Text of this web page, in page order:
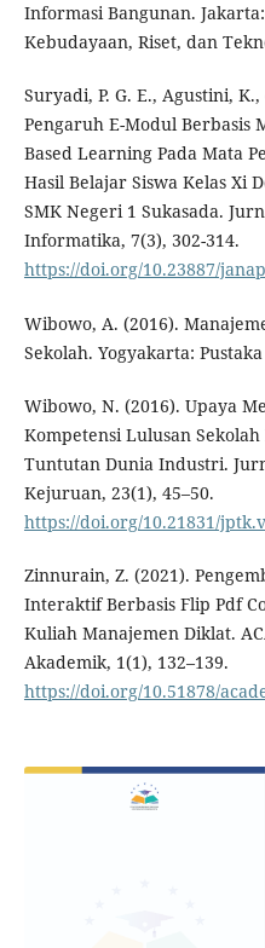
Informasi Bangunan.
Kebudayaan, Riset, dan
Suryadi, P. G. E., Agustini,
Pengaruh E-Modul Berbasis
Based Learning Pada Mata
Hasil Belajar Siswa Kelas Xi
SMK Negeri 1 Sukasada.
Informatika, 7(3), 302-314.
https://doi.org/10.23887/
Wibowo, A. (2016).
Sekolah. Yogyakarta:
Wibowo, N. (2016). Upaya
Kompetensi Lulusan
Tuntutan Dunia Industri.
Kejuruan, 23(1), 45–50.
https://doi.org/10.21831/
Zinnurain, Z. (2021).
Interaktif Berbasis Flip Pdf
Kuliah Manajemen Diklat.
Akademik, 1(1), 132–139.
https://doi.org/10.51878/